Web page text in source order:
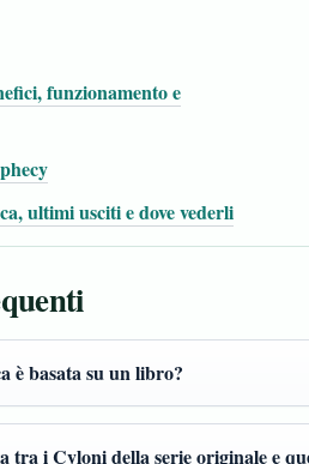
funzionamento e
ultimi usciti e dove vederli
è basata su un libro?
tra i Cyloni della serie originale e